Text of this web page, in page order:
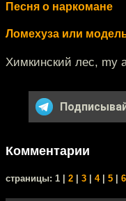
Песня о наркомане
Ломехуза или
Химкинский лес, my
Комментарии
cтраницы: 1 | 2 3 4| 5 6